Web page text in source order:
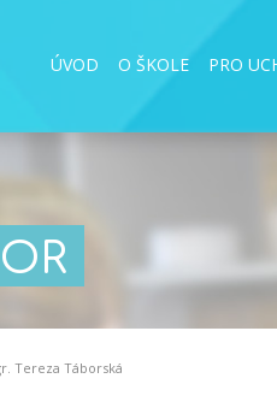
ÚVOD O ŠKOLE PRO
Tereza Táborská